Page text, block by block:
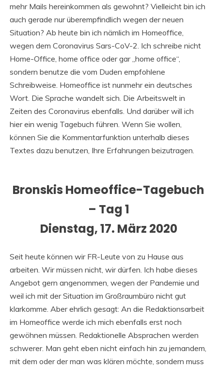
mehr Mails hereinkommen als gewohnt? Vielleicht bin ich
auch gerade nur überempfindlich wegen der neuen
Situation? Ab heute bin ich nämlich im Homeoffice,
wegen dem Coronavirus Sars-CoV-2. Ich schreibe nicht
Home-Office, home office oder gar „home office“,
sondern benutze die vom Duden empfohlene
Schreibweise. Homeoffice ist nunmehr ein deutsches
Wort. Die Sprache wandelt sich. Die Arbeitswelt in
Zeiten des Coronavirus ebenfalls. Und darüber will ich
hier ein wenig Tagebuch führen. Wenn Sie wollen,
können Sie die Kommentarfunktion unterhalb dieses
Textes dazu benutzen, Ihre Erfahrungen beizutragen.
Bronskis Homeoffice-Tagebuch
– Tag 1
Dienstag, 17. März 2020
Seit heute können wir FR-Leute von zu Hause aus
arbeiten. Wir müssen nicht, wir dürfen. Ich habe dieses
Angebot gern angenommen, wegen der Pandemie und
weil ich mit der Situation im Großraumbüro nicht gut
klarkomme. Aber ehrlich gesagt: An die Redaktionsarbeit
im Homeoffice werde ich mich ebenfalls erst noch
gewöhnen müssen. Redaktionelle Absprachen werden
schwerer. Man geht eben nicht einfach hin zu jemandem,
mit dem oder der man was klären möchte, sondern muss